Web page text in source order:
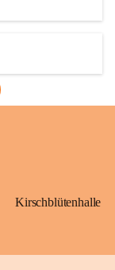
Kirschblütenhalle